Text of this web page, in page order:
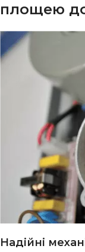
площею
Надійні